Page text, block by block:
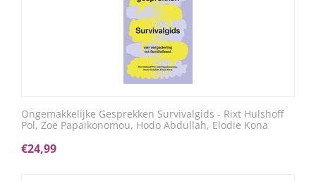
Ongemakkelijke Gesprekken Survivalgids - Rixt Hulshoff
Pol, Zoë Papaikonomou, Hodo Abdullah, Elodie Kona
€24,99